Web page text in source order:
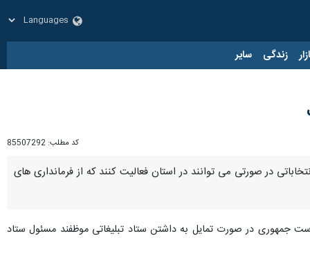
زندگی سایر
کد مطلب: 85507292
در صورتی می توانند در استان فعالیت کنند که از فرمانداری های
جمهوری در صورت تمایل به داشتن ستاد تبلیغاتی موظفند مسئول ستاد